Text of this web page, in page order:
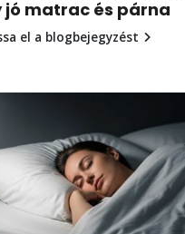
jó matrac és párna
el a blogbejegyzést